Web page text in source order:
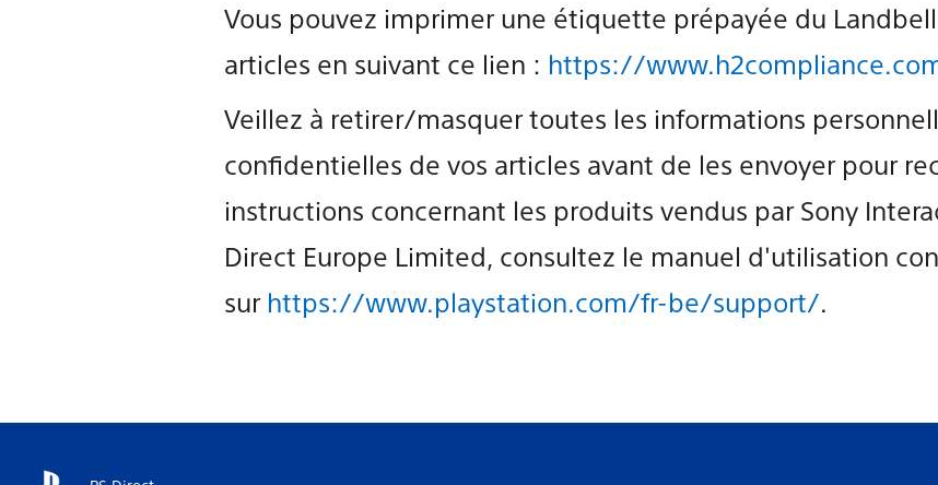
Vous pouvez imprimer une étiquette prépayée du
articles en suivant ce lien : https://
Veillez à retirer/masquer toutes les informations
confidentielles de vos articles avant de les envoyer pour
instructions concernant les produits vendus par Sony
Direct Europe Limited, consultez le manuel d'utilisation
sur https://www.playstation.com/fr-be/support/.